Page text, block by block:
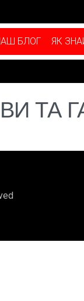
БЛОГ ЯК
ТА